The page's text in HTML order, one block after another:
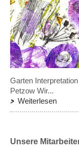
Garten
Petzow Wir...
Weiterlesen
Unsere